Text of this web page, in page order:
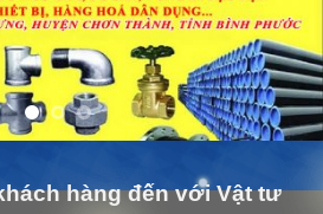
hàng đến với Vật tư